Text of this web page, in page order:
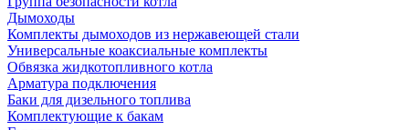
Дымоходы
Комплекты дымоходов из нержавеющей стали
Универсальные коаксиальные комплекты
Обвязка жидкотопливного котла
Арматура подключения
Баки для дизельного топлива
Комплектующие к бакам